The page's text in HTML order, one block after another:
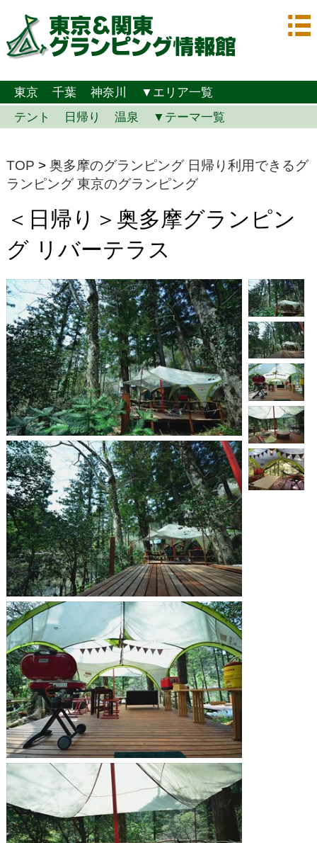
東京 千葉 神奈川
▼エリア一覧
テント
日帰り 温泉 ▼テーマ一覧
TOP > 奥多摩のグランピング 日帰り利用できるグ
ランピング 東京のグランピング
＜日帰り＞奥多摩グランピン
グ リバーテラス